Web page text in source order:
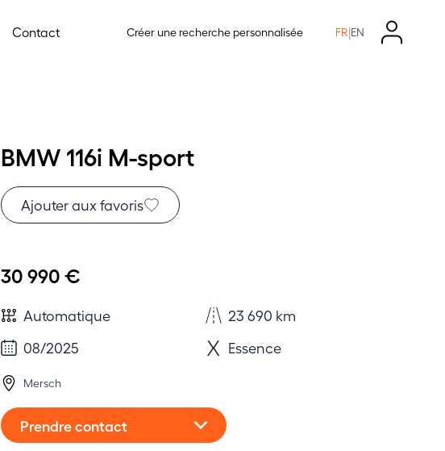
Contact Créer une recherche personnalisée FR|EN
BMW 116i M-sport
Ajouter aux favoris
30 990 €
Automatique
23 690 km
08/2025
Essence
Mersch
Prendre contact